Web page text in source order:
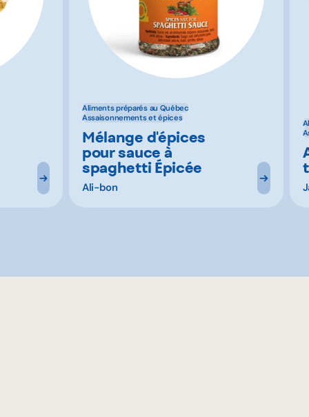
Aliments préparés au Québec
Assaisonnements et épices
Mélange d'épices
pour sauce à
spaghetti Épicée
Ali-bon